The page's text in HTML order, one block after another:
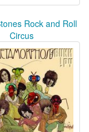
Rock and Roll
Circus